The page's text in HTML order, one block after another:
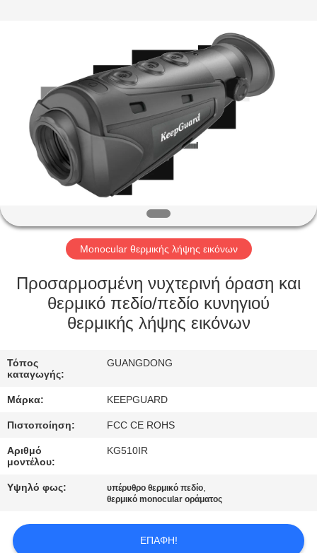
ΠΡΟΪΌΝΤΑ
ΒΊΝΤΕΟ
ΣΧΕΤΙΚΆ
ΜΕ
ΕΠΙΣΚΕΨΉ
ΕΡΓΟΣΤΑΣΊΟΥ
ΈΛΕΓΧΟΣ
ΠΟΙΌΤΗΤΑΣ
ΕΠΙΚΟΙΝΩΝΉΣΤΕ
ΜΑΖΊ
ΜΑΣ
ΕΙΔΉΣΕΙΣ
Monocular θερμικής λήψης εικόνων
Προσαρμοσμένη νυχτερινή όραση και
θερμικό πεδίο/πεδίο κυνηγιού
θερμικής λήψης εικόνων
Τόπος
καταγωγής:
GUANGDONG
Μάρκα: KEEPGUARD
Πιστοποίηση: FCC CE ROHS
Αριθμό
μοντέλου:
KG510IR
Υψηλό φως: υπέρυθρο θερμικό πεδίο,
θερμικό monocular οράματος
ΕΠΑΦΉ!